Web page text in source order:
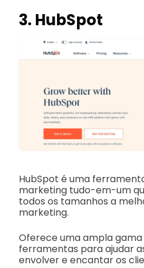
3. HubSpot
HubSpot é uma
marketing tudo-em-um
todos os tamanhos a
marketing.
Oferece uma ampla
ferramentas para ajudar
envolver e encantar os